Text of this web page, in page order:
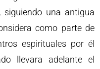
una antigua
como parte de
espirituales por él
llevara adelante el